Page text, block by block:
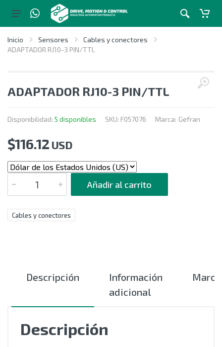
Inicio Sensores
Cables y conectores
ADAPTADOR RJ10-3 PIN/TTL
ADAPTADOR RJ10-3 PIN/TTL
Disponibilidad: 5 disponibles SKU: F057076 Marca: Gefran
$116.12 USD
CANTIDAD
Añadir al carrito
Cables y conectores
Descripción
Información
adicional
Marca
Descripción